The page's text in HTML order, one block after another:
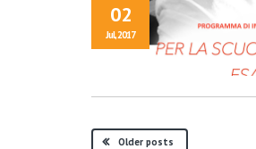
02
Jul, 2017
Older posts